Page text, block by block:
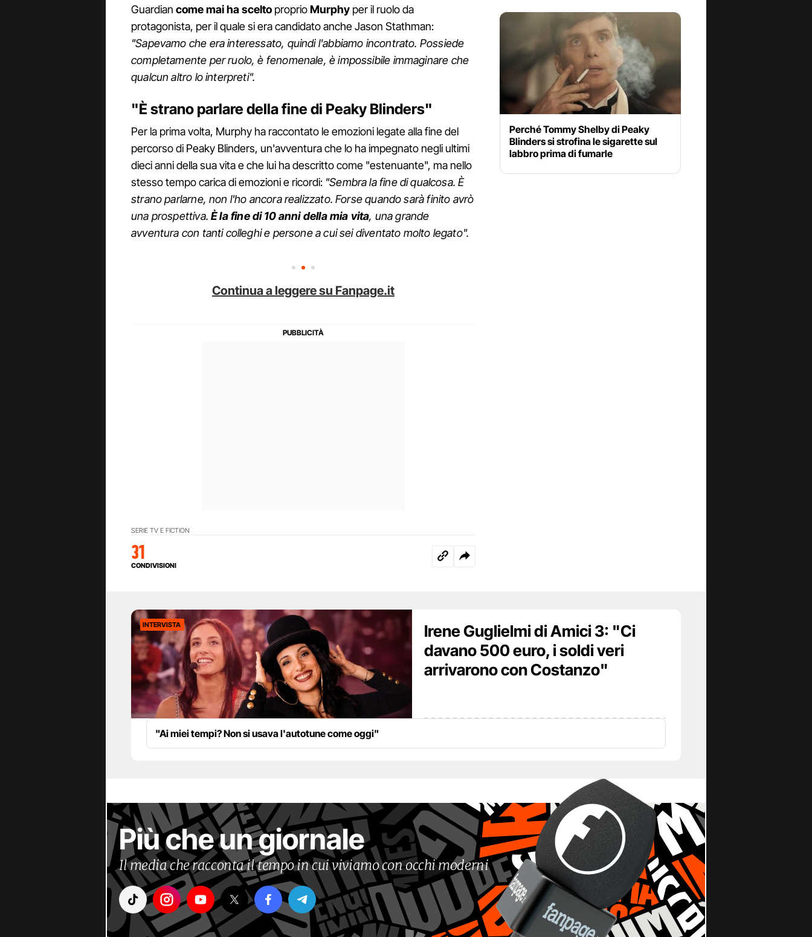
Guardian come mai ha scelto proprioMurphy per il ruolo da
protagonista, per il quale si era candidato anche Jason Stathman:
"Sapevamo che era interessato, quindi l'abbiamo incontrato. Possiede
completamente per ruolo, è fenomenale, è impossibile immaginare che
qualcun altro lo interpreti".
"È strano parlare della fine di Peaky Blinders"
Per la prima volta, Murphy ha raccontato le emozioni legate alla fine del
percorso di Peaky Blinders, un'avventura che lo ha impegnato negli ultimi
dieci anni della sua vita e che lui ha descritto come "estenuante", ma nello
stesso tempo carica di emozioni e ricordi: "Sembra la fine di qualcosa. È
strano parlarne, non l'ho ancora realizzato. Forse quando sarà finito avrò
una prospettiva.È la fine di 10 anni della mia vita, una grande
avventura con tanti colleghi e persone a cui sei diventato molto legato".
Continua a leggere su Fanpage.it
SERIE TV E FICTION
31
CONDIVISIONI
Perché Tommy Shelby di Peaky
Blinders si strofina le sigarette sul
labbro prima di fumarle
INTERVISTA
Irene Guglielmi di Amici 3: "Ci
davano 500 euro, i soldi veri
arrivarono con Costanzo"
"Ai miei tempi? Non si usava l'autotune come oggi"
Più che un giornale
Il media che racconta il tempo in cui viviamo con occhi moderni